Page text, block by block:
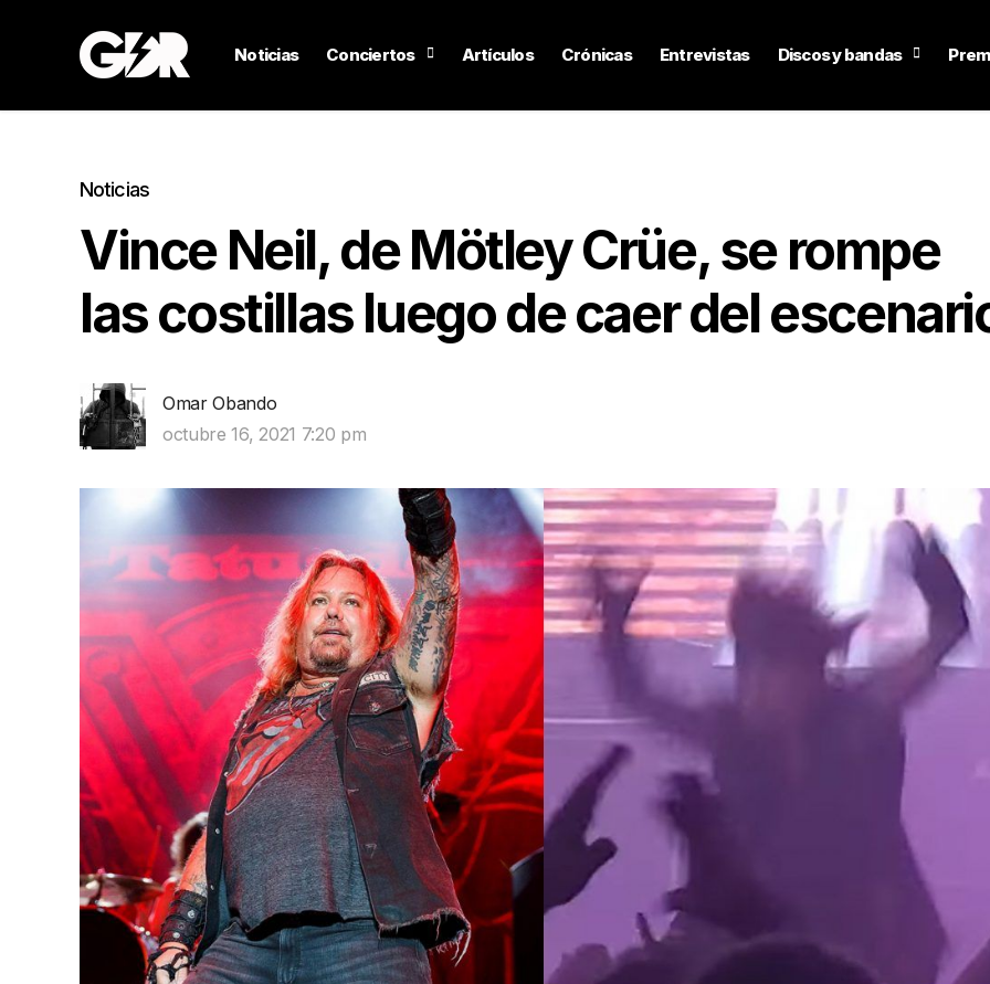
Noticias Conciertos Artículos Crónicas Entrevistas Discos y bandas
Noticias
Vince Neil, de Mötley Crüe, se rompe
las costillas luego de caer del
Omar Obando
octubre 16, 2021 7:20 pm